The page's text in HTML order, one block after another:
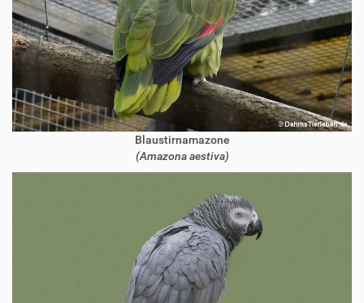
Blaustirnamazone
(Amazona aestiva)